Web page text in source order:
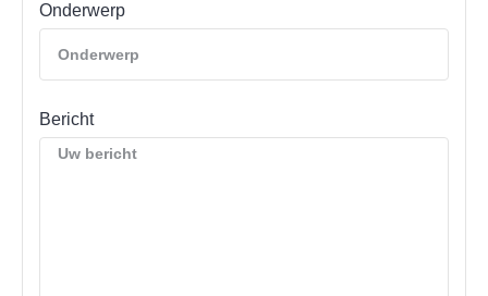
Onderwerp
Bericht